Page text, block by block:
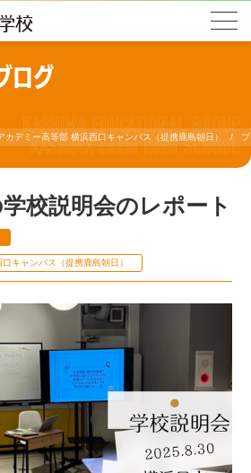
ログ
カデミー高等部 横浜西口キャンパス（提携鹿島朝日）
校説明会のレポート
キャンパス（提携鹿島朝日）